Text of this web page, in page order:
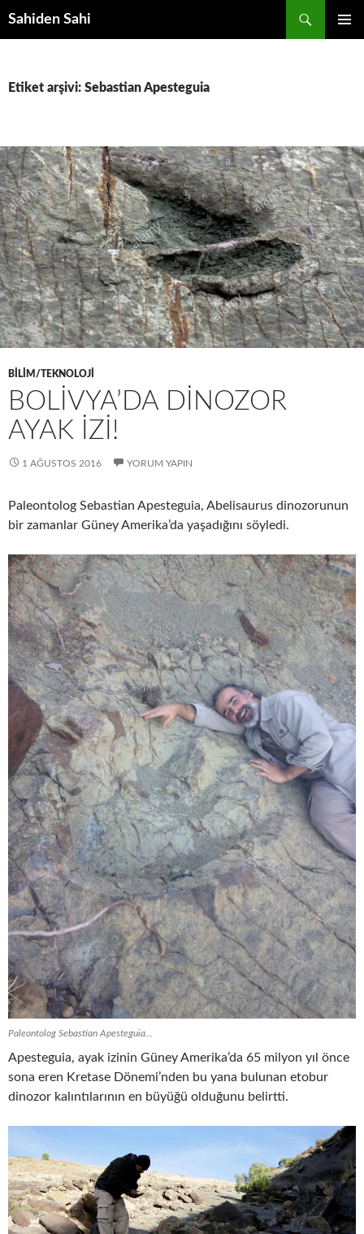
Sahiden Sahi
Etiket arşivi: Sebastian Apesteguia
BILIM/TEKNOLOJI
BOLIVYA’DA DINOZOR
AYAK İZI!
1 AĞUSTOS 2016 YORUM YAPIN
Paleontolog Sebastian Apesteguia, Abelisaurus dinozorunun
bir zamanlar Güney Amerika’da yaşadığını söyledi.
Paleontolog Sebastian Apesteguia…
Apesteguia, ayak izinin Güney Amerika’da 65 milyon yıl önce
sona eren Kretase Dönemi’nden bu yana bulunan etobur
dinozor kalıntılarının en büyüğü olduğunu belirtti.